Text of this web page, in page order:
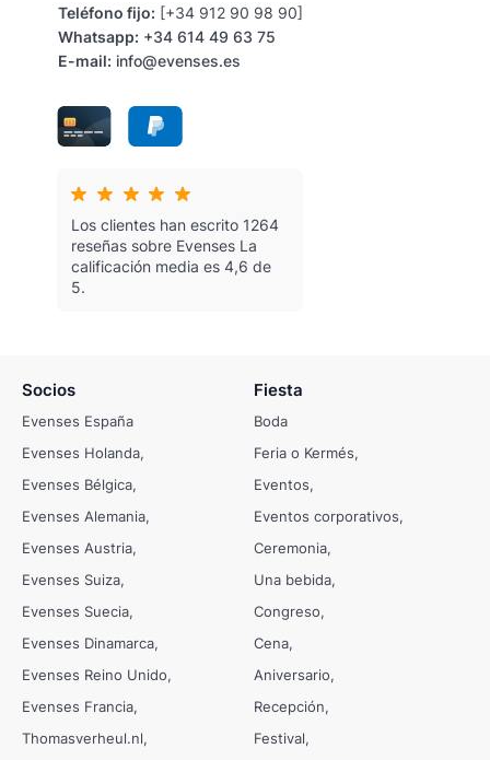
Teléfono fijo: [+34 912 90 98 90]
Whatsapp: +34 614 49 63 75
E-mail: info@evenses.es
Los clientes han escrito 1264
reseñas sobre Evenses La
calificación media es 4,6 de
5.
Socios
Evenses España
Evenses Holanda
Evenses Bélgica
Evenses Alemania
Evenses Austria
Evenses Suiza
Evenses Suecia
Evenses Dinamarca
Evenses Reino Unido
Evenses Francia
Thomasverheul.nl
Fiesta
Boda
Feria o Kermés
Eventos
Eventos corporativos
Ceremonia
Una bebida
Congreso
Cena
Aniversario
Recepción
Festival